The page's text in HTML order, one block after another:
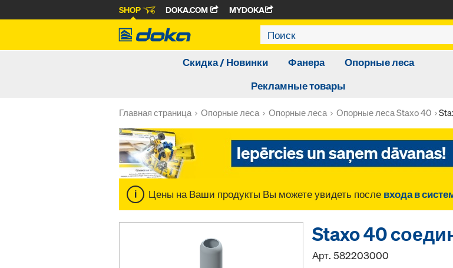
SHOP DOKA.COM MYDOKA
Скидка / Новинки Фанера
Опорные леса
Рекламные товары
Главная страница Опорные леса Опорные леса Опорные леса Staxo 40
Цены на Ваши продукты Вы можете увидеть после входа в
Staxo 40
Арт.582203000